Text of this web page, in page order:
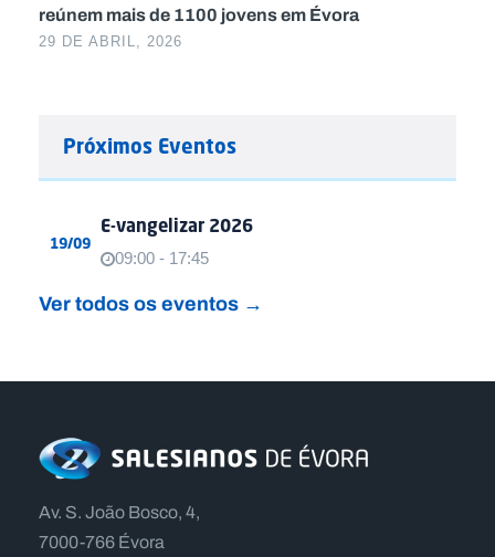
reúnem mais de 1100 jovens em Évora
29 DE ABRIL, 2026
Próximos Eventos
19/09
E-vangelizar 2026
09:00 - 17:45
Ver todos os eventos →
Av. S. João Bosco, 4,
7000-766 Évora